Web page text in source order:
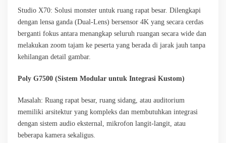
Studio X70: Solusi monster untuk ruang rapat besar. Dilengkapi
dengan lensa ganda (Dual-Lens) bersensor 4K yang secara cerdas
berganti fokus antara menangkap seluruh ruangan secara wide dan
melakukan zoom tajam ke peserta yang berada di jarak jauh tanpa
kehilangan detail gambar.
Poly G7500 (Sistem Modular untuk Integrasi Kustom)
Masalah: Ruang rapat besar, ruang sidang, atau auditorium
memiliki arsitektur yang kompleks dan membutuhkan integrasi
dengan sistem audio eksternal, mikrofon langit-langit, atau
beberapa kamera sekaligus.